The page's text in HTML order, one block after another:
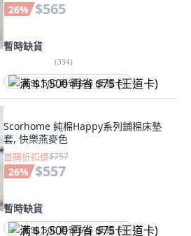
26% $565
暫時缺貨
(334)
满 $1,500 再省 $75 (王道卡)
Scorhome 純棉Happy系列鋪棉床墊
套, 快樂燕麥色
首購折扣價$757
26% $557
暫時缺貨
满 $1,500 再省 $75 (王道卡)